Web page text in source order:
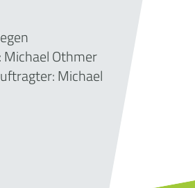
Michael Othmer
Michael